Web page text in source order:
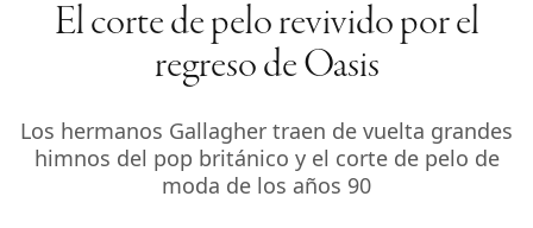
El corte de pelo revivido por el
regreso de Oasis
Los hermanos Gallagher traen de vuelta grandes
himnos del pop británico y el corte de pelo de
moda de los años 90